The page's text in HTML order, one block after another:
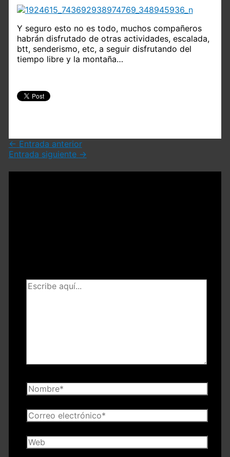
Y seguro esto no es todo, muchos compañeros
habrán disfrutado de otras actividades, escalada,
btt, senderismo, etc, a seguir disfrutando del
tiempo libre y la montaña…
← Entrada anterior
Entrada siguiente →
Escribe
Nombre*
Correo
electrónico*
Web